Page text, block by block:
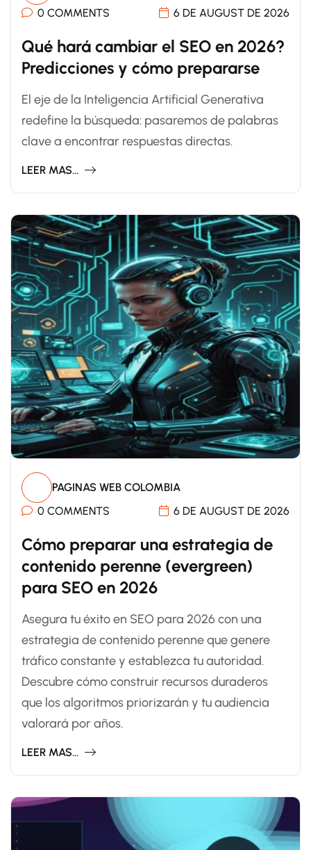
0 COMMENTS 6 DE AUGUST DE 2026
Qué hará cambiar el SEO en 2026?
Predicciones y cómo prepararse
El eje de la Inteligencia Artificial Generativa
redefine la búsqueda: pasaremos de palabras
clave a encontrar respuestas directas.
LEER MAS...
PAGINAS WEB COLOMBIA
0 COMMENTS
6 DE AUGUST DE 2026
Cómo preparar una estrategia de
contenido perenne (evergreen)
para SEO en 2026
Asegura tu éxito en SEO para 2026 con una
estrategia de contenido perenne que genere
tráfico constante y establezca tu autoridad.
Descubre cómo construir recursos duraderos
que los algoritmos priorizarán y tu audiencia
valorará por años.
LEER MAS...